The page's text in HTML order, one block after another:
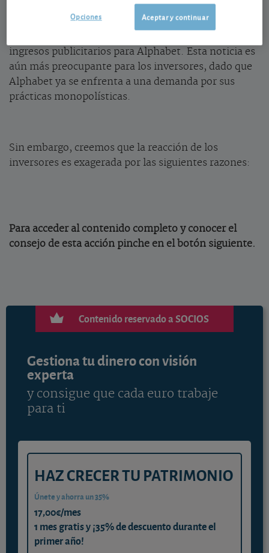
el motor de búsqueda por defecto. Si Apple
diversifica sus opciones de búsqueda, esto podría
ingresos publicitarios para Alphabet. Esta noticia es
aún más preocupante para los inversores, dado que
Alphabet ya se enfrenta a una demanda por sus
prácticas monopolísticas.
Sin embargo, creemos que la reacción de los
inversores es exagerada por las siguientes razones:
Para acceder al contenido completo y conocer el
consejo de esta acción pinche en el botón siguiente.
Contenido reservado a SOCIOS
Gestiona tu dinero con visión
experta
y consigue que cada euro trabaje
para ti
HAZ CRECER TU PATRIMONIO
Únete y ahorra un 35%
17,00€/mes
1 mes gratis y ¡35% de descuento durante el
primer año!
Aceptar y continuar
Opciones